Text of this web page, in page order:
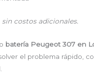
sin costos adicionales.
batería Peugeot 307 en
el problema rápido,